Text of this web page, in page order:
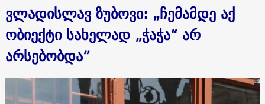
ვლადისლავ ზუბოვი: „ჩემამდე აქ
ობიექტი სახელად „ჭაჭა“ არ
არსებობდა”